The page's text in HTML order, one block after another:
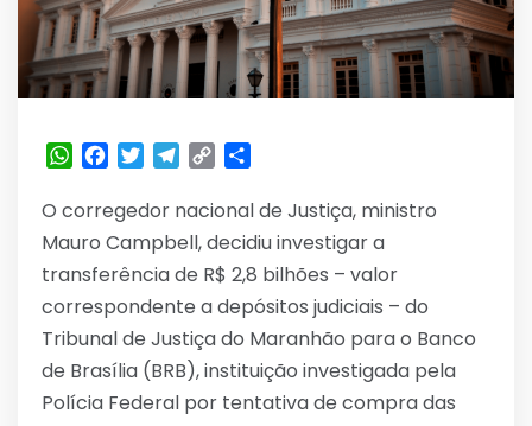
WhatsApp
Facebook
TwitterTelegram
Copy
O corregedor nacional de Justiça, ministro
Mauro Campbell, decidiu investigar a
transferência de R$ 2,8 bilhões – valor
correspondente a depósitos judiciais – do
Tribunal de Justiça do Maranhão para o Banco
de Brasília (BRB), instituição investigada pela
Polícia Federal por tentativa de compra das